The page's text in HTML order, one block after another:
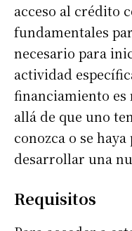
acceso al crédito
fundamentales
necesario para
actividad
financiamiento es
allá de que uno
conozca o se
desarrollar una
Requisitos